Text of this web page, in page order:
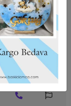
İade ve Değişim